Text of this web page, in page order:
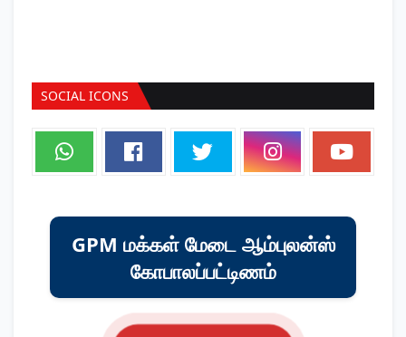
SOCIAL ICONS
GPM மக்கள் மேடை ஆம்புலன்ஸ்
கோபாலப்பட்டிணம்